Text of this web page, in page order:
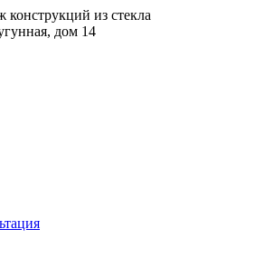
из стекла
дом 14